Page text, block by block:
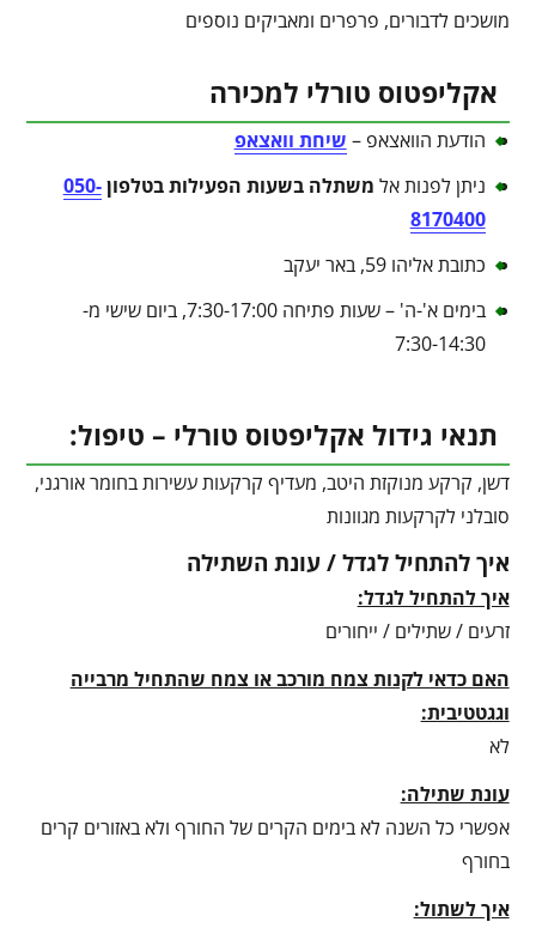
מושכים לדבורים, פרפרים ומאביקים נוספים
אקליפטוס טורלי למכירה
הודעת הוואצאפ – שיחת וואצאפ
ניתן לפנות אל משתלה בשעות הפעילות בטלפון050-
8170400
כתובת אליהו 59, באר יעקב
בימים א'-ה' – שעות פתיחה 7:30-17:00, ביום שישי מ-
7:30-14:30
תנאי גידול אקליפטוס טורלי – טיפול:
דשן, קרקע מנוקזת היטב, מעדיף קרקעות עשירות בחומר אורגני,
סובלני לקרקעות מגוונות
איך להתחיל לגדל / עונת השתילה
איך להתחיל לגדל:
זרעים / שתילים / ייחורים
האם כדאי לקנות צמח מורכב או צמח שהתחיל מרבייה
וגגטטיבית:
לא
עונת שתילה:
אפשרי כל השנה לא בימים הקרים של החורף ולא באזורים קרים
בחורף
איך לשתול: